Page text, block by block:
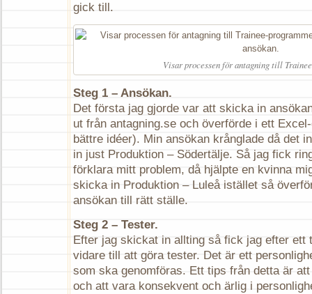
gick till.
Visar processen för antagning till
Steg 1 – Ansökan.
Det första jag gjorde var att skicka in
ut från antagning.se och överförde i ett
bättre idéer). Min ansökan krånglade då det
in just Produktion – Södertälje. Så jag fick
förklara mitt problem, då hjälpte en kvinna
skicka in Produktion – Luleå istället så
ansökan till rätt ställe.
Steg 2 – Tester.
Efter jag skickat in allting så fick jag efter ett
vidare till att göra tester. Det är ett
som ska genomföras. Ett tips från detta är
och att vara konsekvent och ärlig i